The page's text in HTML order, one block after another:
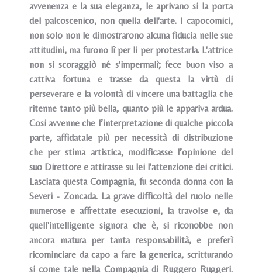
avvenenza e la sua eleganza, le aprivano si la porta
del palcoscenico, non quella dell'arte. I capocomici,
non solo non le dimostrarono alcuna fiducia nelle sue
attitudini, ma furono lì per li per protestarla. L'attrice
non si scoraggiò né s'impermalì; fece buon viso a
cattiva fortuna e trasse da questa la virtù di
perseverare e la volontà di vincere una battaglia che
ritenne tanto più bella, quanto più le appariva ardua.
Cosi avvenne che l’interpretazione di qualche piccola
parte, affidatale più per necessità di distribuzione
che per stima artistica, modificasse l’opinione del
suo Direttore e attirasse su lei l'attenzione dei critici.
Lasciata questa Compagnia, fu seconda donna con la
Severi - Zoncada. La grave difficoltà del ruolo nelle
numerose e affrettate esecuzioni, la travolse e, da
quell'intelligente signora che è, si riconobbe non
ancora matura per tanta responsabilità, e preferì
ricominciare da capo a fare la generica, scritturando
si come tale nella Compagnia di Ruggero Ruggeri.